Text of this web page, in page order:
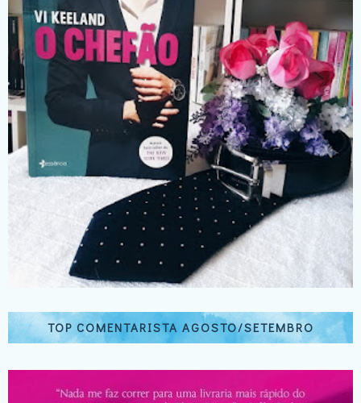
TOP COMENTARISTA AGOSTO/SETEMBRO